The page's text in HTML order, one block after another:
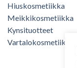
Hiuskosmetiikka
Meikkikosmetiikka
Kynsituotteet
Vartalokosmetiikka